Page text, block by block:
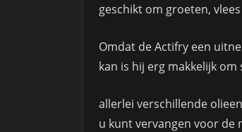
geschikt om groeten,
Omdat de Actifry een
kan is hij erg makkelijk
allerlei verschillende
u kunt vervangen voor de